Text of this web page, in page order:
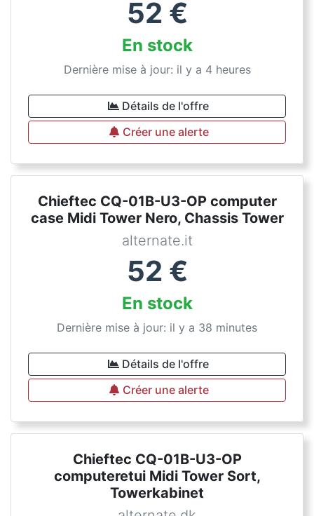
52 €
En stock
Dernière mise à jour: il y a 4 heures
Détails de l'offre
Créer une alerte
Chieftec CQ-01B-U3-OP computer
case Midi Tower Nero, Chassis Tower
alternate.it
52 €
En stock
Dernière mise à jour: il y a 38 minutes
Détails de l'offre
Créer une alerte
Chieftec CQ-01B-U3-OP
computeretui Midi Tower Sort,
Towerkabinet